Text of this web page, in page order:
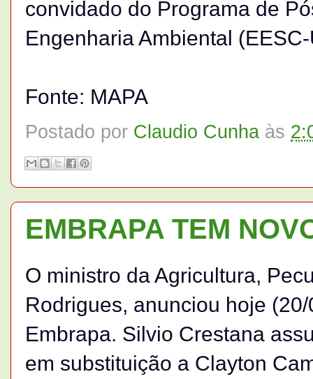
convidado do Programa de
Engenharia Ambiental
Fonte: MAPA
Postado por Claudio Cunha às
EMBRAPA TEM
O ministro da Agricultura,
Rodrigues, anunciou hoje
Embrapa. Silvio Crestana
em substituição a Clayton